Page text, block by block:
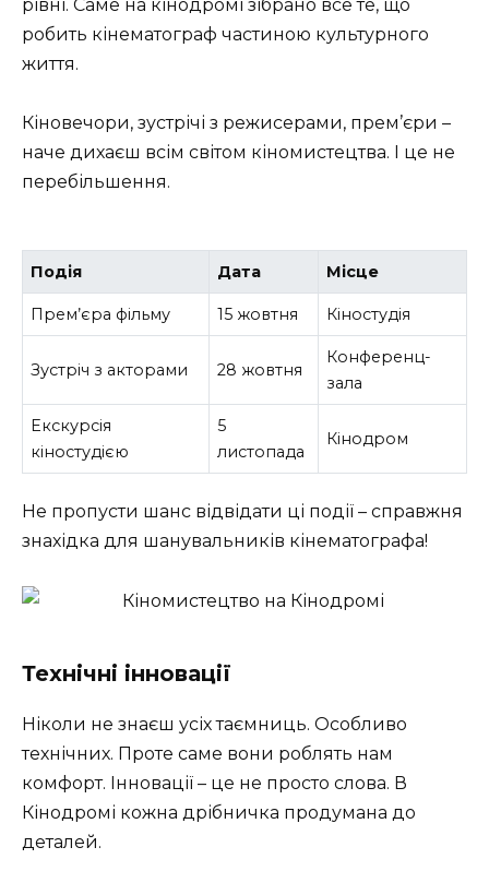
рівні. Саме на кінодромі зібрано все те, що
робить кінематограф частиною культурного
життя.
Кіновечори, зустрічі з режисерами, прем’єри –
наче дихаєш всім світом кіномистецтва. І це не
перебільшення.
Подія Дата Місце
Прем’єра фільму 15 жовтня Кіностудія
Зустріч з акторами 28 жовтня
Конференц-
зала
Екскурсія
кіностудією
5
листопада
Кінодром
Не пропусти шанс відвідати ці події – справжня
знахідка для шанувальників кінематографа!
Технічні інновації
Ніколи не знаєш усіх таємниць. Особливо
технічних. Проте саме вони роблять нам
комфорт. Інновації – це не просто слова. В
Кінодромі кожна дрібничка продумана до
деталей.